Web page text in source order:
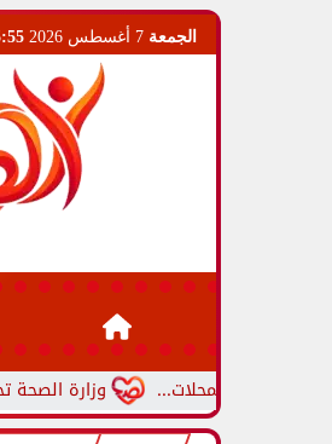
الجمعة
وزارة الصحة تحذر من